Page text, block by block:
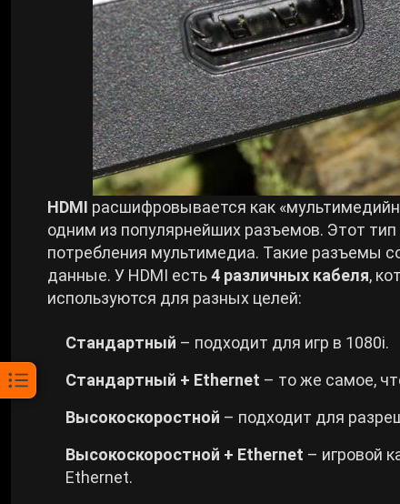
HDMI расшифровывается как
одним из популярнейших разъемов. Этот
потребления мультимедиа. Такие разъемы
данные. У HDMI есть4 различных кабеля,
используются для разных целей:
Стандартный – подходит для игр в 1080i.
Стандартный + Ethernet – то же самое,
Высокоскоростной – подходит для
Высокоскоростной + Ethernet – игровой
Ethernet.